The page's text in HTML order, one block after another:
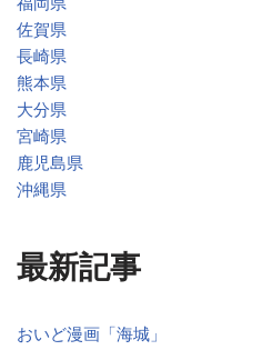
佐賀県
長崎県
熊本県
大分県
宮崎県
鹿児島県
沖縄県
最新記事
おいど漫画「海城」